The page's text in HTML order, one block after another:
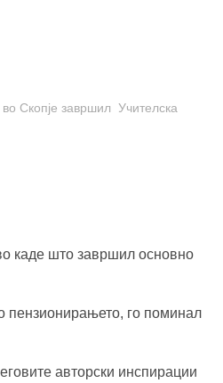
Скопје завршил Учителска
каде што завршил основно
пензионирањето, го поминал
авторски инспирации